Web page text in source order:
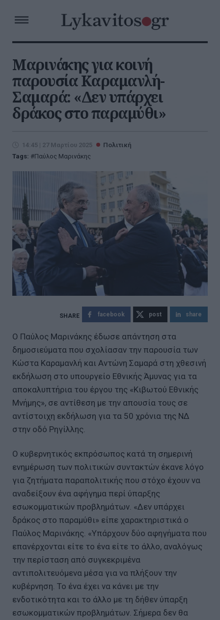
Μαρινάκης για κοινή
παρουσία Καραμανλή-
Σαμαρά: «Δεν υπάρχει
δράκος στο παραμύθι»
14:45 | 27 Μαρτίου 2025
Πολιτική
Tags:
Παύλος Μαρινάκης
facebook post share
Ο Παύλος Μαρινάκης έδωσε απάντηση στα
δημοσιεύματα που σχολίασαν την παρουσία των
Κώστα Καραμανλή και Αντώνη Σαμαρά στη χθεσινή
εκδήλωση στο υπουργείο Εθνικής Άμυνας για τα
αποκαλυπτήρια του έργου της «Κιβωτού Εθνικής
Μνήμης», σε αντίθεση με την απουσία τους σε
αντίστοιχη εκδήλωση για τα 50 χρόνια της ΝΔ
στην οδό Ρηγίλλης.
Ο κυβερνητικός εκπρόσωπος κατά τη σημερινή
ενημέρωση των πολιτικών συντακτών έκανε λόγο
για ζητήματα παραπολιτικής που στόχο έχουν να
αναδείξουν ένα αφήγημα περί ύπαρξης
εσωκομματικών προβλημάτων. «Δεν υπάρχει
δράκος στο παραμύθι» είπε χαρακτηριστικά ο
Παύλος Μαρινάκης. «Υπάρχουν δύο αφηγήματα που
επανέρχονται είτε το ένα είτε το άλλο, αναλόγως
την περίσταση από συγκεκριμένα
αντιπολιτευόμενα μέσα για να πλήξουν την
κυβέρνηση. Το ένα έχει να κάνει με την
ενδοτικότητα και το άλλο με τη δήθεν ύπαρξη
εσωκομματικών προβλημάτων. Σήμερα δεν θα